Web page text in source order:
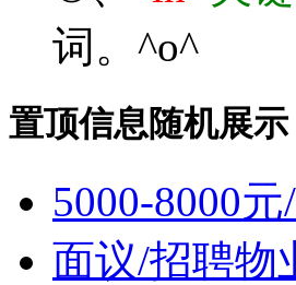
词。^o^
置顶信息随机展示
5000-8000
面议/招聘物